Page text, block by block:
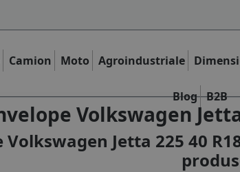
Camion Moto Agroindustriale
Blog B2B
Volkswagen
Jetta 225 40